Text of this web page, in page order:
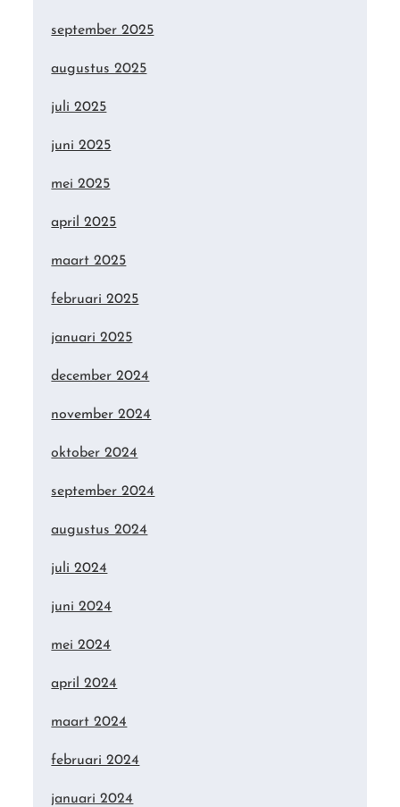
september 2025
augustus 2025
juli 2025
juni 2025
mei 2025
april 2025
maart 2025
februari 2025
januari 2025
december 2024
november 2024
oktober 2024
september 2024
augustus 2024
juli 2024
juni 2024
mei 2024
april 2024
maart 2024
februari 2024
januari 2024